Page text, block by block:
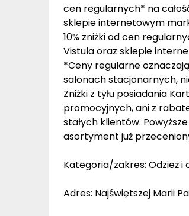
cen regularnych* na
sklepie internetowym
10% zniżki od cen
Vistula oraz sklepie
*Ceny regularne
salonach stacjonarnych,
Zniżki z tyłu posiadania
promocyjnych, ani z
stałych klientów.
asortyment już
Kategoria/zakres: Odzież i
Adres: Najświętszej Marii